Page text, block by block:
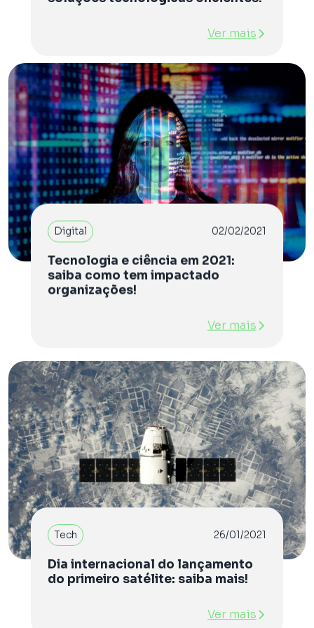
Ver mais
Digital 02/02/2021
Tecnologia e ciência em 2021:
saiba como tem impactado
organizações!
Ver mais
Tech 26/01/2021
Dia internacional do lançamento
do primeiro satélite: saiba mais!
Ver mais